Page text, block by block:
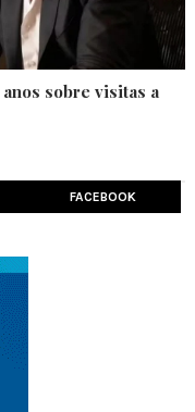
sobre visitas a
FACEBOOK